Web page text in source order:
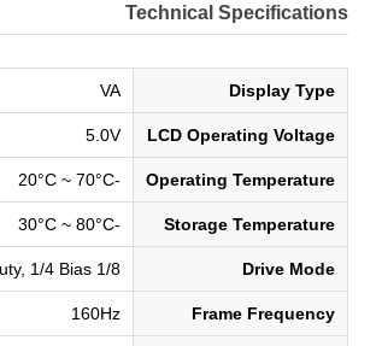
Technical Specifications
Display Type
VA
LCD Operating Voltage
5.0V
Operating Temperature
-20°C ~ 70°C
Storage Temperature
-30°C ~ 80°C
Drive Mode
1/8 Duty, 1/4 Bias
Frame Frequency
160Hz